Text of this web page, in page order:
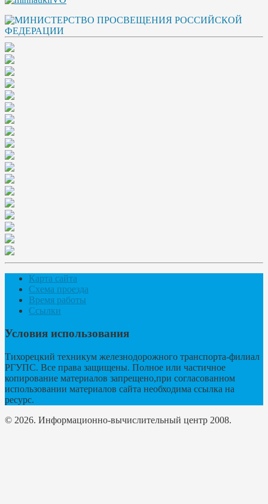
Карта сайта
Схема проезда
Время работы
Ссылки
Условия использования
Тихорецкий техникум железнодорожного транспорта-филиал
РГУПС. Все права защищены. Полное или частичное
копирование материалов запрещено,при согласованном
использовании материалов сайта необходима ссылка на
ресурс.
© 2026. Информационно-вычислительный центр 2008.